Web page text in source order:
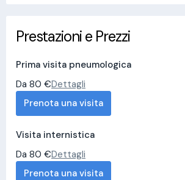
Prestazioni e Prezzi
Prima visita pneumologica
Da 80 €Dettagli
Prenota una visita
Visita internistica
Da 80 €Dettagli
Prenota una visita